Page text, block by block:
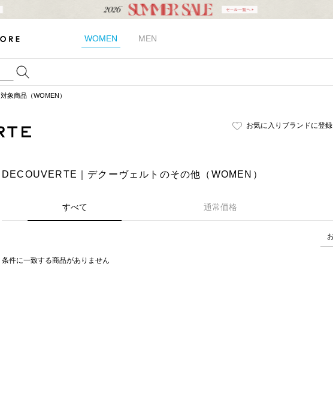
WOMEN MEN
対象商品（WOMEN）
お気に入りブランドに登録
DECOUVERTE｜デクーヴェルトのその他（WOMEN）
すべて 通常価格
条件に一致する商品がありません